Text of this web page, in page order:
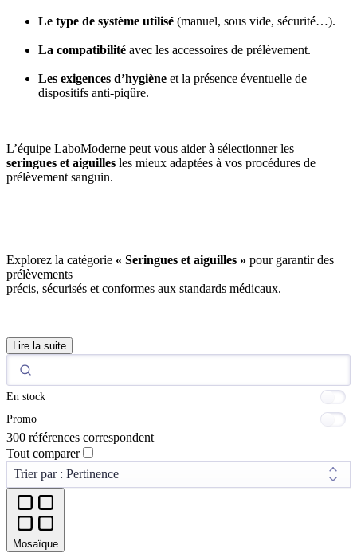
Le type de système utilisé (manuel, sous vide, sécurité…).
La compatibilité avec les accessoires de prélèvement.
Les exigences d’hygiène et la présence éventuelle de
dispositifs anti-piqûre.
L’équipe LaboModerne peut vous aider à sélectionner les
seringues et aiguilles les mieux adaptées à vos procédures de
prélèvement sanguin.
Explorez la catégorie « Seringues et aiguilles » pour garantir des
prélèvements
précis, sécurisés et conformes aux standards médicaux.
Lire la suite
En stock
Promo
300 références correspondent
Tout comparer
Mosaïque